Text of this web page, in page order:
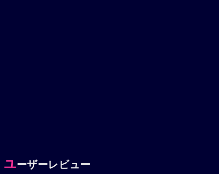
ユーザーレビュー